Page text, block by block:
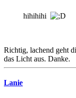
hihihihi
Richtig, lachend geht
das Licht aus. Danke.
Lanie